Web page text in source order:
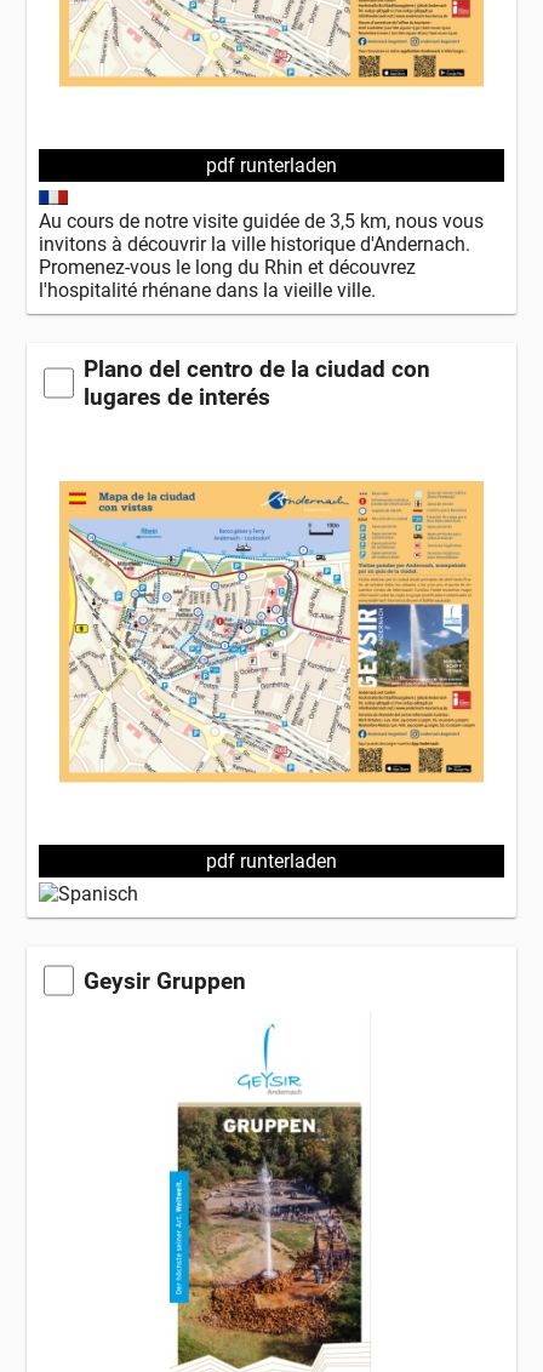
pdf runterladen
Au cours de notre visite guidée de 3,5 km, nous vous
invitons à découvrir la ville historique d'Andernach.
Promenez-vous le long du Rhin et découvrez
l'hospitalité rhénane dans la vieille ville.
Plano del centro de la ciudad con
lugares de interés
pdf runterladen
Geysir Gruppen